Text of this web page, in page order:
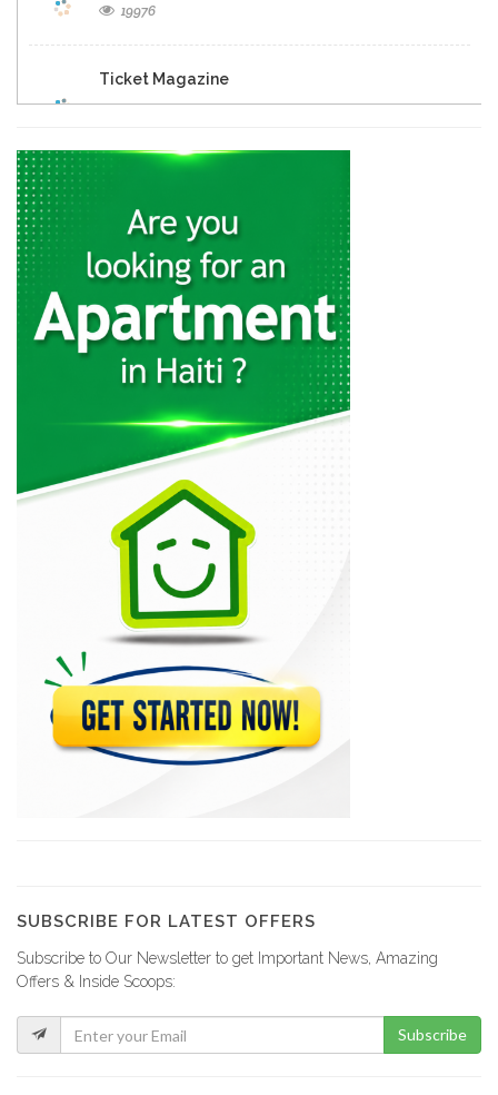
19976
Ticket Magazine
19039
18518
Allo La…
12547
Tripotay Pam
Le National
11980
Le Matin
10620
PleziKanaval
10263
Agence Ha?tienne…
SUBSCRIBE FOR LATEST OFFERS
Subscribe to Our Newsletter to get Important News, Amazing
Offers & Inside Scoops:
Subscribe